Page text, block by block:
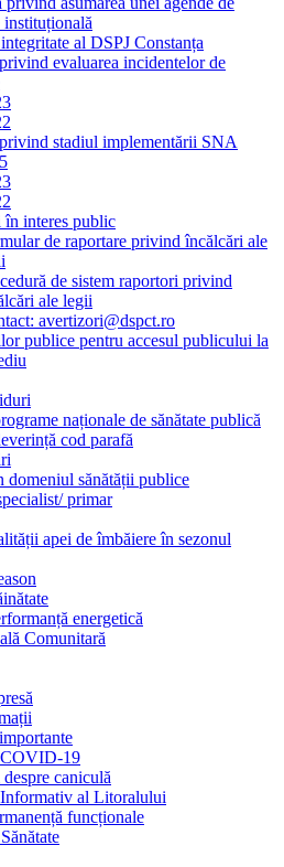
instituțională
al DSPJ Constanța
evaluarea incidentelor de
stadiul implementării SNA
interes public
de raportare privind încălcări ale
de sistem raportori privind
ale legii
avertizori@dspct.ro
publice pentru accesul publicului la
naționale de sănătate publică
cod parafă
domeniul sănătății publice
primar
apei de îmbăiere în sezonul
energetică
Comunitară
19
caniculă
al Litoralului
funcționale